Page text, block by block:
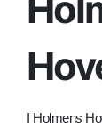
I Holmens